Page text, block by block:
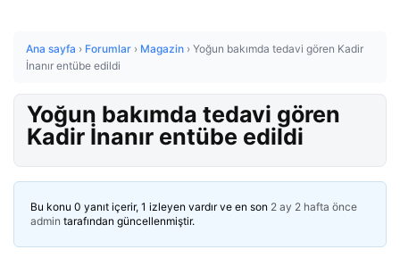
Ana sayfa › Forumlar › Magazin › Yoğun bakımda tedavi gören Kadir
İnanır entübe edildi
Yoğun bakımda tedavi gören
Kadir İnanır entübe edildi
Bu konu 0 yanıt içerir, 1 izleyen vardır ve en son 2 ay 2 hafta önce
admin tarafından güncellenmiştir.